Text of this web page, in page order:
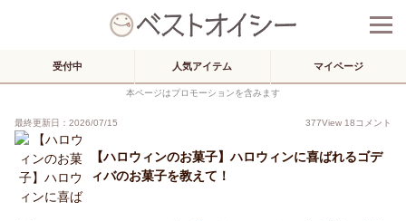
受付中 人気アイテム マイページ
本ページはプロモーションを含みます
最終更新日：2026/07/15 377View 18コメント
【ハロウィンのお菓子】ハロウィンに喜ばれるゴデ
ィバのお菓子を教えて！